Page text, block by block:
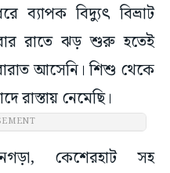
ব্যাপক বিদ্যুৎ বিভ্রাট
রাতে ঝড় শুরু হতেই
আসেনি। শিশু থেকে
রাস্তায় নেমেছি।
কেশেরহাট সহ